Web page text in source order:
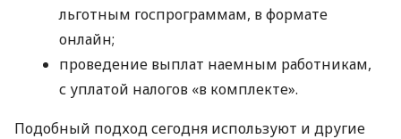
льготным госпрограммам, в формате
онлайн;
проведение выплат наемным работникам,
с уплатой налогов «в комплекте».
Подобный подход сегодня используют и другие